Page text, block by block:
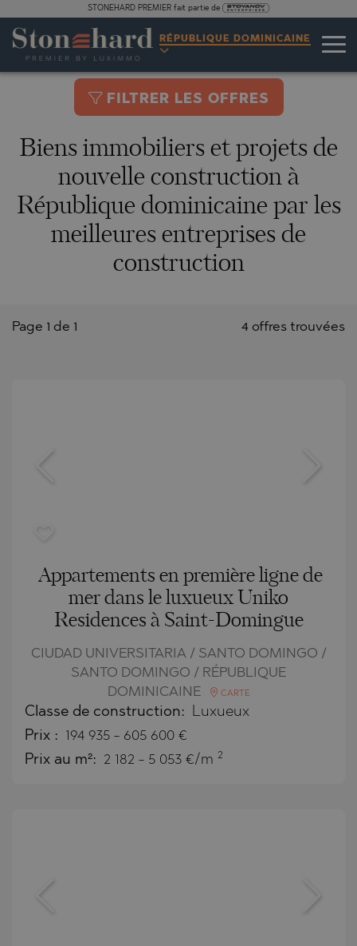
STONEHARD PREMIER fait partie de
RÉPUBLIQUE DOMINICAINE
FILTRER LES OFFRES
Biens immobiliers et projets de
nouvelle construction à
République dominicaine par les
meilleures entreprises de
construction
4 offres trouvées
Page 1 de 1
Appartements en première ligne de
mer dans le luxueux Uniko
Residences à Saint-Domingue
CIUDAD UNIVERSITARIA / SANTO DOMINGO /
SANTO DOMINGO / RÉPUBLIQUE
DOMINICAINE
CARTE
Classe de construction: Luxueux
Prix : 194 935 - 605 600 €
Prix au m²: 2 182 - 5 053 €/m 2